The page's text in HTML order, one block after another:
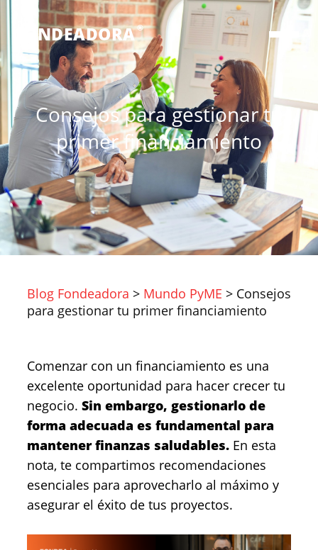
FONDEADORA®
Consejos para gestionar tu
primer financiamiento
Blog Fondeadora > Mundo PyME > Consejos
para gestionar tu primer financiamiento
Comenzar con un financiamiento es una
excelente oportunidad para hacer crecer tu
negocio. Sin embargo, gestionarlo de
forma adecuada es fundamental para
mantener finanzas saludables. En esta
nota, te compartimos recomendaciones
esenciales para aprovecharlo al máximo y
asegurar el éxito de tus proyectos.